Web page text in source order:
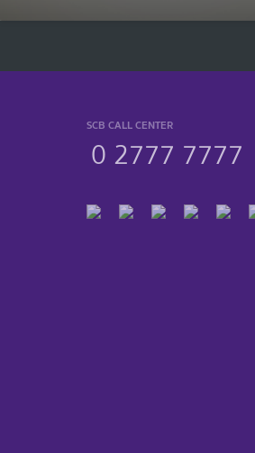
SCB CALL CENTER
0 2777 7777